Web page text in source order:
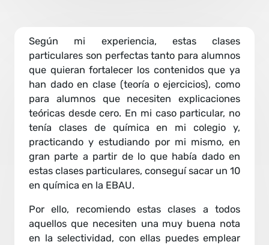
Según mi experiencia, estas clases
particulares son perfectas tanto para alumnos
que quieran fortalecer los contenidos que ya
han dado en clase (teoría o ejercicios), como
para alumnos que necesiten explicaciones
teóricas desde cero. En mi caso particular, no
tenía clases de química en mi colegio y,
practicando y estudiando por mi mismo, en
gran parte a partir de lo que había dado en
estas clases particulares, conseguí sacar un 10
en química en la EBAU.
Por ello, recomiendo estas clases a todos
aquellos que necesiten una muy buena nota
en la selectividad, con ellas puedes emplear